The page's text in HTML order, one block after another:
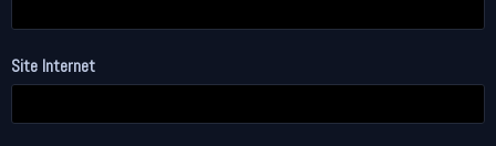
Site Internet